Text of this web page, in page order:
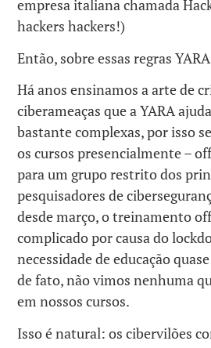
empresa italiana chamada
hackers hackers!)
Então, sobre essas regras YARA
Há anos ensinamos a arte de
ciberameaças que a YARA
bastante complexas, por isso
os cursos presencialmente –
para um grupo restrito dos
pesquisadores de
desde março, o treinamento
complicado por causa do
necessidade de educação
de fato, não vimos nenhuma
em nossos cursos.
Isso é natural: os cibervilões